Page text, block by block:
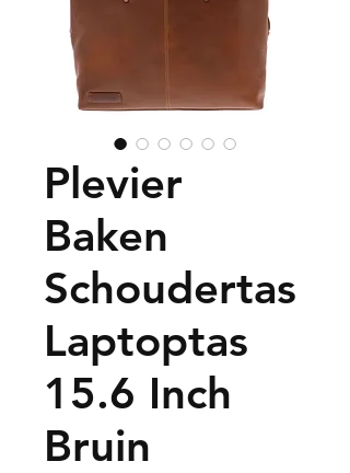
Plevier
Baken
Schoudertas
Laptoptas
15.6 Inch
Bruin